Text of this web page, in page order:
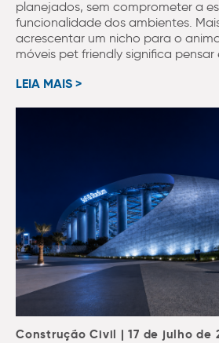
planejados, sem comprometer a
funcionalidade dos ambientes.
acrescentar um nicho para o
móveis pet friendly significa pensar
LEIA MAIS >
Construção Civil | 17 de julho de